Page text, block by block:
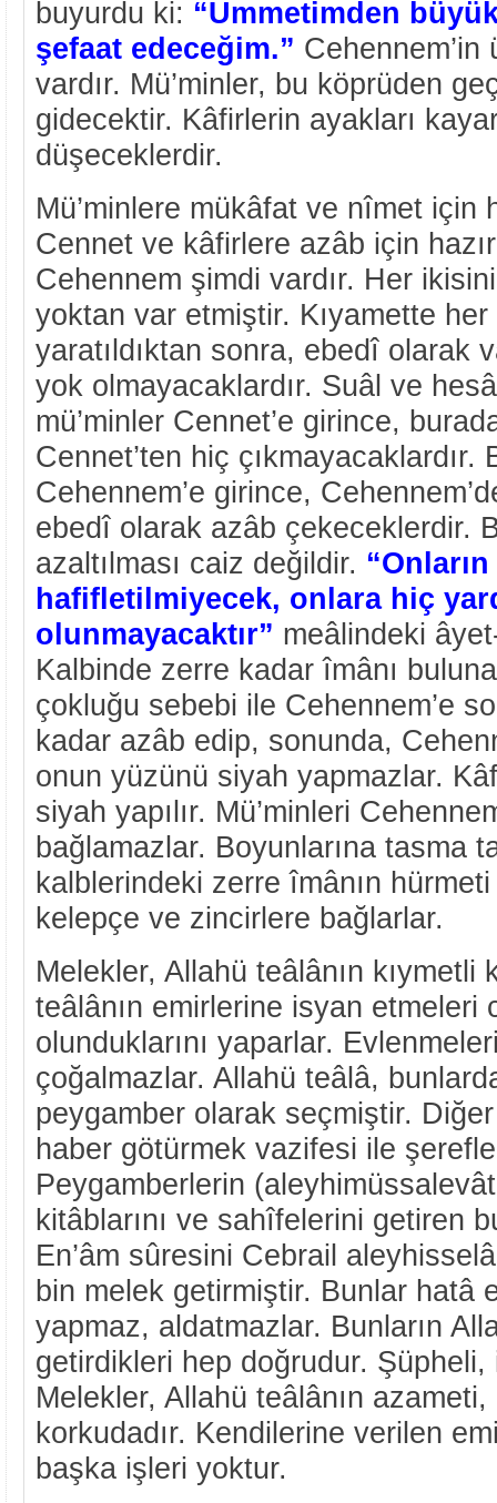
buyurdu ki: “Ümmetimden
şefaat edeceğim.” Cehennem’in
vardır. Mü’minler, bu köprüden
gidecektir. Kâfirlerin ayakları
düşeceklerdir.
Mü’minlere mükâfat ve nîmet için
Cennet ve kâfirlere azâb için
Cehennem şimdi vardır. Her
yoktan var etmiştir. Kıyamette
yaratıldıktan sonra, ebedî olarak
yok olmayacaklardır. Suâl ve
mü’minler Cennet’e girince,
Cennet’ten hiç
Cehennem’e girince,
ebedî olarak azâb çekeceklerdir.
azaltılması caiz değildir.
hafifletilmiyecek, onlara hiç
olunmayacaktır” meâlindeki
Kalbinde zerre kadar îmânı
çokluğu sebebi ile Cehennem’e
kadar azâb edip, sonunda,
onun yüzünü siyah yapmazlar.
siyah yapılır. Mü’minleri
bağlamazlar. Boyunlarına tasma
kalblerindeki zerre îmânın
kelepçe ve zincirlere bağlarlar.
Melekler, Allahü teâlânın kıymetli
teâlânın emirlerine isyan etmeleri
olunduklarını yaparlar.
çoğalmazlar. Allahü teâlâ,
peygamber olarak seçmiştir.
haber götürmek vazifesi ile
Peygamberlerin
kitâblarını ve sahîfelerini getiren
En’âm sûresini Cebrail
bin melek getirmiştir. Bunlar hatâ
yapmaz, aldatmazlar. Bunların
getirdikleri hep doğrudur.
Melekler, Allahü teâlânın
korkudadır. Kendilerine verilen
başka işleri yoktur.